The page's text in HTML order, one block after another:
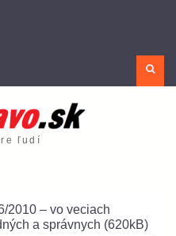
ľudí
2010 – vo veciach
a správnych (620kB)